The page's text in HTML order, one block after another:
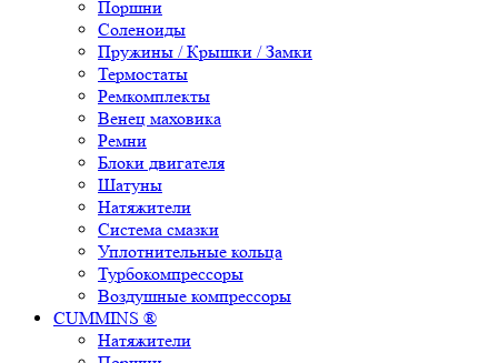
Поршни
Соленоиды
Пружины / Крышки / Замки
Термостаты
Ремкомплекты
Венец маховика
Ремни
Блоки двигателя
Шатуны
Натяжители
Система смазки
Уплотнительные кольца
Турбокомпрессоры
Воздушные компрессоры
CUMMINS ®
Натяжители